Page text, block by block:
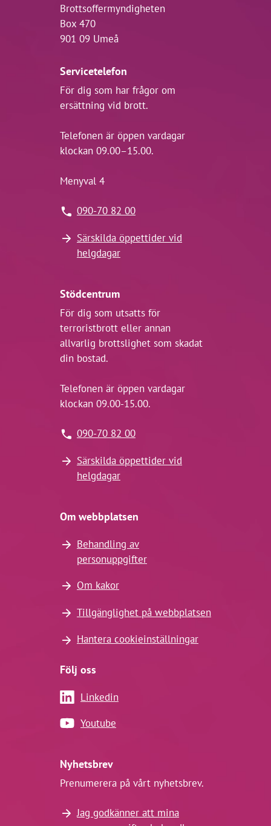
Brottsoffermyndigheten
Box 470
901 09 Umeå
Servicetelefon
För dig som har frågor om
ersättning vid brott.
Telefonen är öppen vardagar
klockan 09.00–15.00.
Menyval 4
090-70 82 00
Särskilda öppettider vid
helgdagar
Stödcentrum
För dig som utsatts för
terroristbrott eller annan
allvarlig brottslighet som skadat
din bostad.
Telefonen är öppen vardagar
klockan 09.00-15.00.
090-70 82 00
Särskilda öppettider vid
helgdagar
Om webbplatsen
Behandling av
personuppgifter
Om kakor
Tillgänglighet på webbplatsen
Hantera cookieinställningar
Följ oss
Linkedin
Youtube
Nyhetsbrev
Prenumerera på vårt nyhetsbrev.
Jag godkänner att mina